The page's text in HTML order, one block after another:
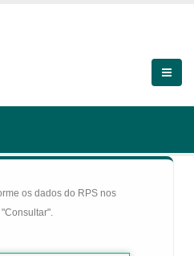
os dados do RPS nos